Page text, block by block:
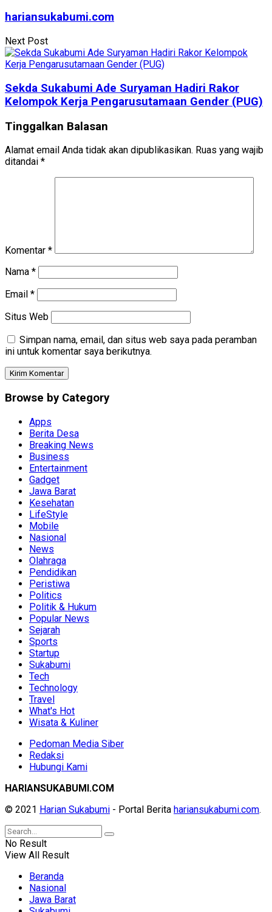
hariansukabumi.com
Next Post
Sekda Sukabumi Ade Suryaman Hadiri Rakor
Kelompok Kerja Pengarusutamaan Gender (PUG)
Tinggalkan Balasan
Alamat email Anda tidak akan dipublikasikan. Ruas yang wajib
ditandai *
Komentar *
Nama *
Email *
Situs Web
Simpan nama, email, dan situs web saya pada peramban
ini untuk komentar saya berikutnya.
Browse by Category
Apps
Berita Desa
Breaking News
Business
Entertainment
Gadget
Jawa Barat
Kesehatan
LifeStyle
Mobile
Nasional
News
Olahraga
Pendidikan
Peristiwa
Politics
Politik & Hukum
Popular News
Sejarah
Sports
Startup
Sukabumi
Tech
Technology
Travel
What's Hot
Wisata & Kuliner
Pedoman Media Siber
Redaksi
Hubungi Kami
HARIANSUKABUMI.COM
© 2021 Harian Sukabumi - Portal Berita hariansukabumi.com.
No Result
View All Result
Beranda
Nasional
Jawa Barat